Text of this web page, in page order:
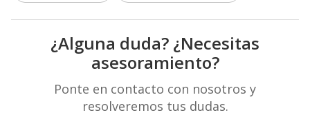
¿Alguna duda? ¿Necesitas
asesoramiento?
Ponte en contacto con nosotros y
resolveremos tus dudas.